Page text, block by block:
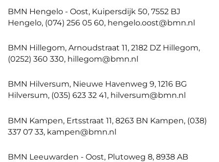
BMN Hengelo - Oost, Kuipersdijk 50, 7552 BJ
Hengelo, (074) 256 05 60, hengelo.oost@bmn.nl
BMN Hillegom, Arnoudstraat 11, 2182 DZ Hillegom,
(0252) 360 330, hillegom@bmn.nl
BMN Hilversum, Nieuwe Havenweg 9, 1216 BG
Hilversum, (035) 623 32 41, hilversum@bmn.nl
BMN Kampen, Ertsstraat 11, 8263 BN Kampen, (038)
337 07 33, kampen@bmn.nl
BMN Leeuwarden - Oost, Plutoweg 8, 8938 AB